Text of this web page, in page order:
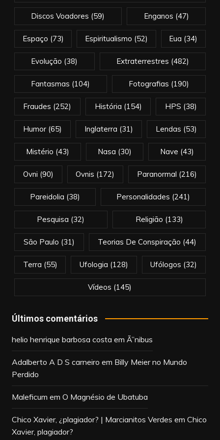
Discos Voadores (59) Enganos (47)
Espaço (73) Espiritualismo (52) Eua (34)
Evolução (38) Extraterrestres (482)
Fantasmas (104) Fotografias (190)
Fraudes (252) História (154) HPS (38)
Humor(65) Inglaterra (31) Lendas (53)
Mistério (43) Nasa (30) Nave (43)
Ovni (90) Ovnis (172) Paranormal (216)
Pareidolia (38) Personalidades (241)
Pesquisa (32) Religião (133)
São Paulo (31) Teorias De Conspiração (44)
Terra (55) Ufologia (128) Ufólogos (32)
Vídeos (145)
Últimos comentários
helio henrique barbosa costa em Ã”nibus
Adalberto A D S carneiro em Billy Meier no Mundo
Perdido
Maleficum em O Magnésio de Ubatuba
Chico Xavier, ¿plagiador? | Marcianitos Verdes em Chico
Xavier, plagiador?